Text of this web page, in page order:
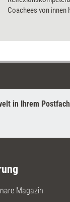
Coachees von innen
Symbolon-
in Ihrem
Magazin